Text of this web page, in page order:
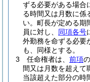
ずる必要がある場合
る時間又は月数に係
い。 町長が定める期
員に対し、 同項各号
外勤務を命ずる必要
も、同様とする。
3
任命権者は、 前項
間又は月数を超えて
当該超えた部分の時